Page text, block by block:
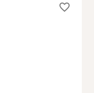
favorite_border